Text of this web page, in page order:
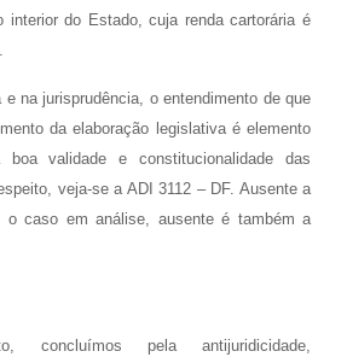
interior do Estado, cuja renda cartorária é
na jurisprudência, o entendimento de que
da elaboração legislativa é elemento
boa validade e constitucionalidade das
veja-se a ADI 3112 – DF. Ausente a
o caso em análise, ausente é também a
concluímos pela antijuridicidade,